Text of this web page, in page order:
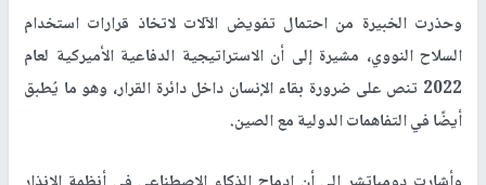
وحذرت الخبيرة من احتمال تفويض الآلات لاتخاذ قرارات استخدام
السلاح النووي، مشيرة إلى أن الاستراتيجية الدفاعية الأميركية لعام
2022 تنص على ضرورة بقاء الإنسان داخل دائرة القرار، وهو ما يُطبق
أيضًا في التفاهمات الدولية مع الصين.